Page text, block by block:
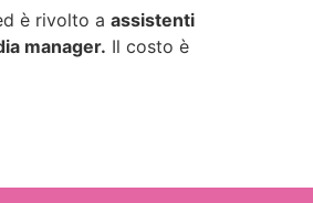
è rivolto a assistenti
manager. Il costo è